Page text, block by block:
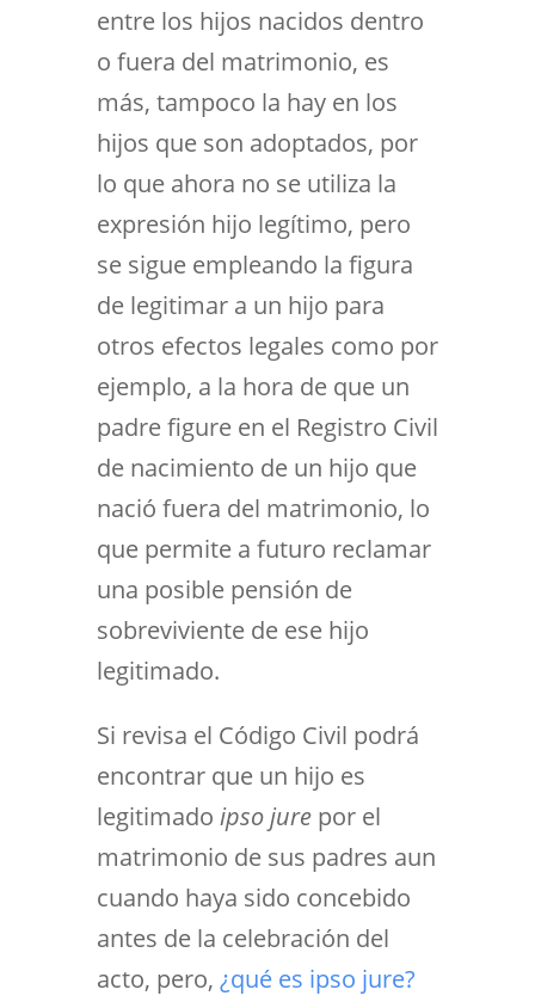
entre los hijos nacidos dentro
o fuera del matrimonio, es
más, tampoco la hay en los
hijos que son adoptados, por
lo que ahora no se utiliza la
expresión hijo legítimo, pero
se sigue empleando la figura
de legitimar a un hijo para
otros efectos legales como por
ejemplo, a la hora de que un
padre figure en el Registro Civil
de nacimiento de un hijo que
nació fuera del matrimonio, lo
que permite a futuro reclamar
una posible pensión de
sobreviviente de ese hijo
legitimado.
Si revisa el Código Civil podrá
encontrar que un hijo es
legitimado ipso jurepor el
matrimonio de sus padres aun
cuando haya sido concebido
antes de la celebración del
acto, pero, ¿qué es ipso jure?